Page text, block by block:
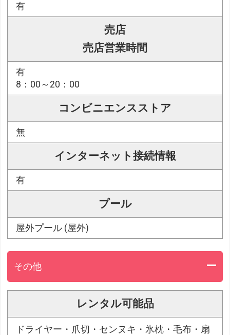
有
売店
売店営業時間
有
8：00～20：00
コンビニエンスストア
無
インターネット接続情報
有
プール
屋外プール (屋外)
その他
レンタル可能品
ドライヤー・爪切・センヌキ・氷枕・毛布・扇